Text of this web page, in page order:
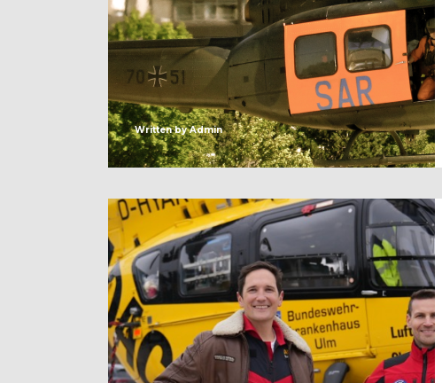
Written byAdmin